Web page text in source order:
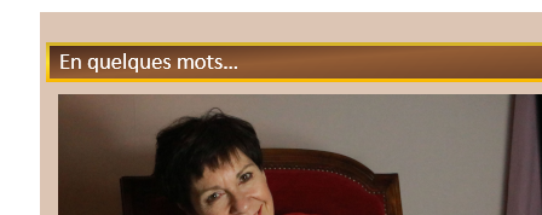
En quelques mots